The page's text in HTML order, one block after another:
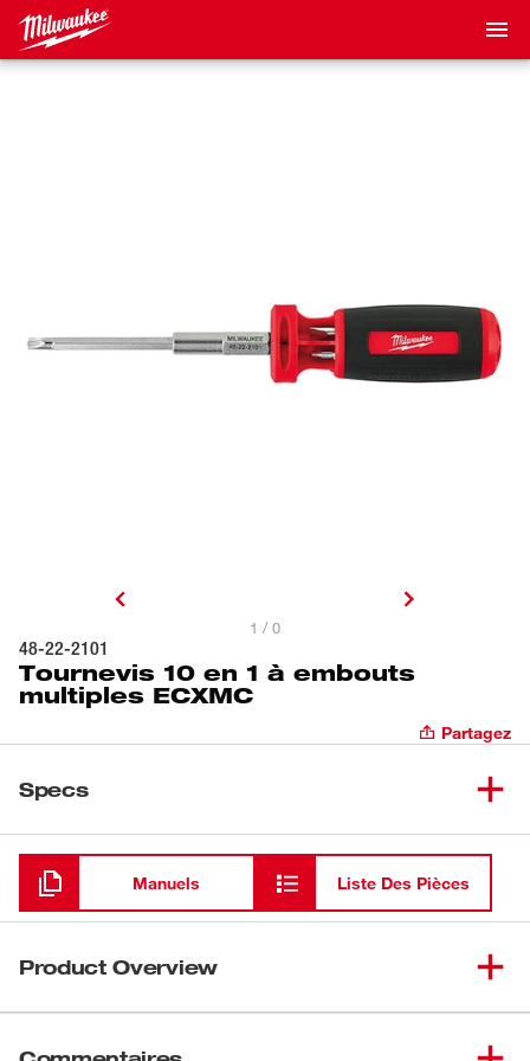
1 / 0
48-22-2101
Tournevis 10 en 1 à embouts
multiples ECXMC
Partagez
Specs
Chargement
Manuels Liste Des Pièces
Product Overview
MilwaukeeMD sont dotés d'embouts Power Groove de